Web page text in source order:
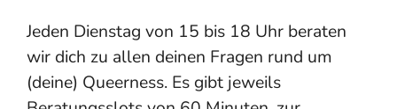
Jeden Dienstag von 15 bis 18 Uhr beraten
wir dich zu allen deinen Fragen rund um
(deine) Queerness. Es gibt jeweils